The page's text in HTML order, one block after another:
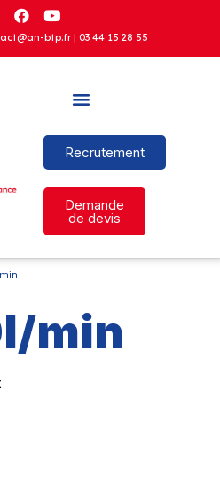
btp.fr | 03 44 15 28 55
Recrutement
Demande
de devis
min